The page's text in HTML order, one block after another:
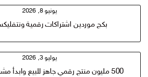
يونيو 8, 2026
بكج موردين اشتراكات رقمية
يوليو 3, 2026
500 مليون منتج رقمي جاهز للبيع وابدأ مشروعك من اليوم